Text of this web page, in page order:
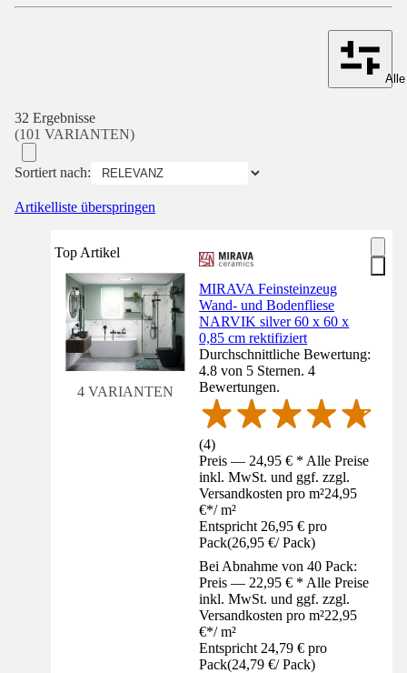
32 Ergebnisse
(101 VARIANTEN)
Sortiert nach:
Artikelliste überspringen
Top Artikel
4 VARIANTEN
MIRAVA Feinsteinzeug
Wand- und Bodenfliese
NARVIK silver 60 x 60 x
0,85 cm rektifiziert
Durchschnittliche Bewertung:
4.8 von 5 Sternen. 4
Bewertungen.
(4)
Preis — 24,95 € * Alle Preise
inkl. MwSt. und ggf. zzgl.
Versandkosten pro m²24,95
€*/ m²
Entspricht 26,95 € pro
Pack(26,95 €/ Pack)
Bei Abnahme von 40 Pack:
Preis — 22,95 € * Alle Preise
inkl. MwSt. und ggf. zzgl.
Versandkosten pro m²22,95
€*/ m²
Entspricht 24,79 € pro
Pack(24,79 €/ Pack)